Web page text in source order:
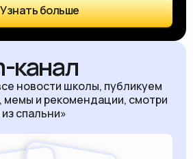
Узнать больше
канал
новости школы, публикуем
мемы и рекомендации, смотри
спальни»